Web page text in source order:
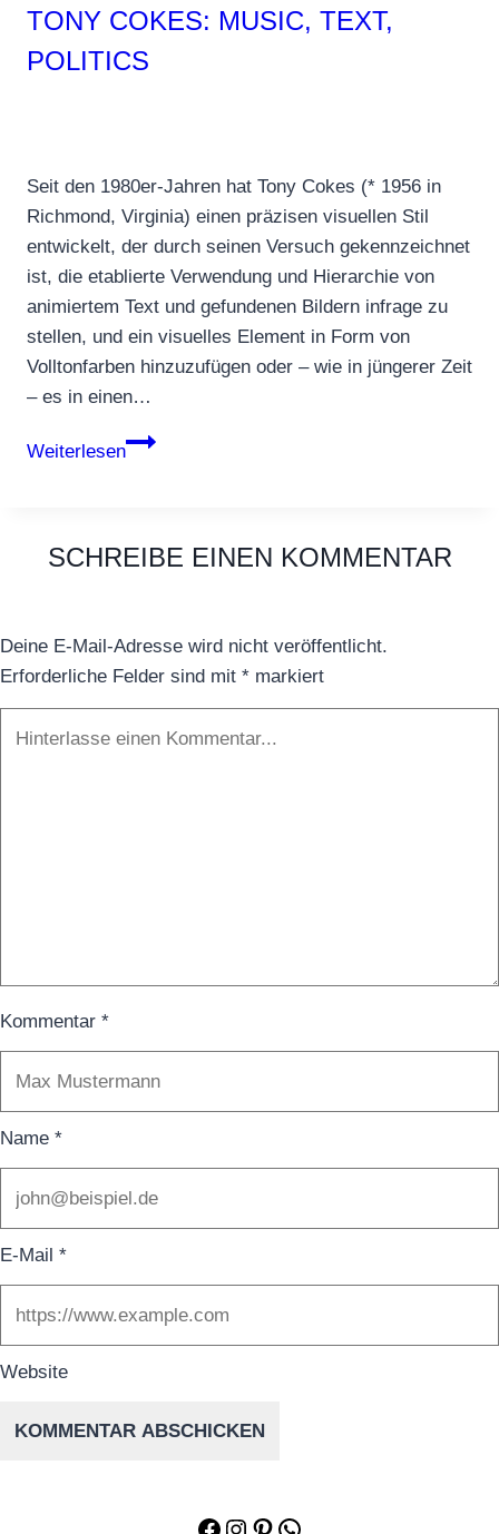
TONY COKES: MUSIC, TEXT,
POLITICS
Seit den 1980er-Jahren hat Tony Cokes (* 1956 in
Richmond, Virginia) einen präzisen visuellen Stil
entwickelt, der durch seinen Versuch gekennzeichnet
ist, die etablierte Verwendung und Hierarchie von
animiertem Text und gefundenen Bildern infrage zu
stellen, und ein visuelles Element in Form von
Volltonfarben hinzuzufügen oder – wie in jüngerer Zeit
– es in einen…
Weiterlesen
Tony
Politics
SCHREIBE EINEN KOMMENTAR
Deine E-Mail-Adresse wird nicht veröffentlicht.
Erforderliche Felder sind mit * markiert
Kommentar *
Name *
E-Mail *
Website
Facebook
Instagram
Pinterest
WhatsApp